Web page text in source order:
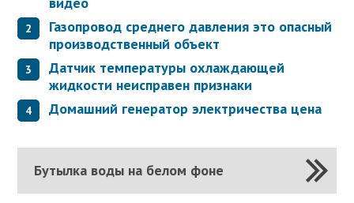
Газопровод среднего давления это опасный
производственный объект
Датчик температуры охлаждающей
жидкости неисправен признаки
Домашний генератор электричества цена
Бутылка воды на белом фоне